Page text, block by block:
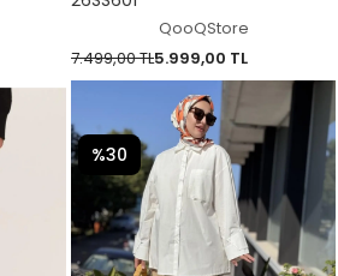
QooQStore
7.499,00 TL5.999,00 TL
%30